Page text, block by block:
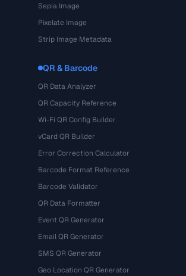
Sepia Image
Pixelate Image
Strip Image Metadata
QR & Barcode
QR Data Analyzer
QR Capacity Reference
Wi-Fi QR Config Builder
vCard QR Builder
Error Correction Calculator
Barcode Format Reference
Barcode Validator
QR Data Formatter
Event QR Generator
Email QR Generator
SMS QR Generator
Geo Location QR Generator